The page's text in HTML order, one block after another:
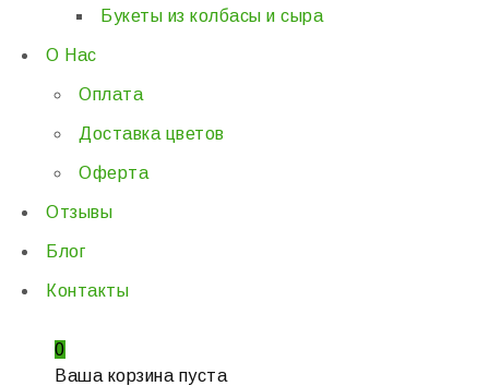
Букеты из колбасы и сыра
О Нас
Оплата
Доставка цветов
Оферта
Отзывы
Блог
Контакты
0
Ваша корзина пуста